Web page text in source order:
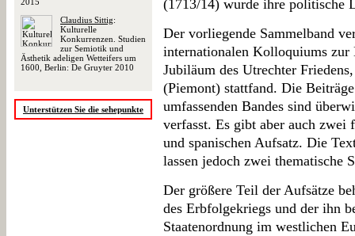
Claudius Sittig:
Kulturelle
Konkurrenzen. Studien
zur Semiotik und
Ästhetik adeligen Wetteifers um
1600, Berlin: De Gruyter 2010
Unterstützen Sie die sehepunkte
(1713/14) wurde ihre politische
Der vorliegende Sammelband
internationalen Kolloquiums zur
Jubiläum des Utrechter
(Piemont) stattfand. Die
umfassenden Bandes sind
verfasst. Es gibt aber auch zwei
und spanischen Aufsatz. Die
lassen jedoch zwei thematische
Der größere Teil der Aufsätze
des Erbfolgekriegs und der ihn
Staatenordnung im westlichen